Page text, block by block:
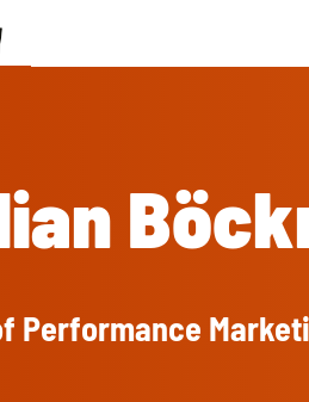
Performance